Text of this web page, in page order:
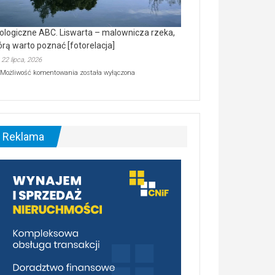
ABC. Liswarta – malownicza rzeka,
warto poznać [fotorelacja]
22 lipca, 2026
Możliwość komentowania Ekologiczne
–
malownicza
[fotorelacja]
została wyłączona
Reklama